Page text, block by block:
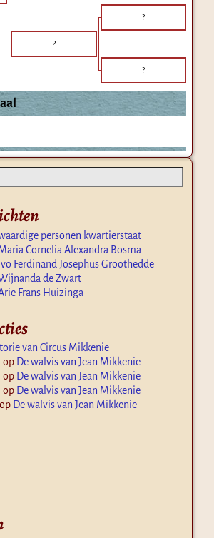
?
?
?
personen kwartierstaat
Cornelia Alexandra Bosma
Ferdinand Josephus Groothedde
de Zwart
Frans Huizinga
van Circus Mikkenie
op De walvis van Jean Mikkenie
op De walvis van Jean Mikkenie
op De walvis van Jean Mikkenie
op De walvis van Jean Mikkenie